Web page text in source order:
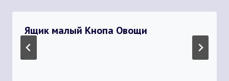
Ящик малый Кнопа Овощи